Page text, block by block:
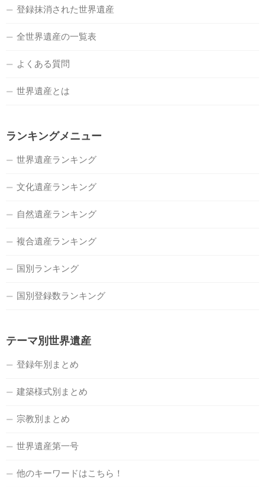
登録抹消された世界遺産
全世界遺産の一覧表
よくある質問
世界遺産とは
ランキングメニュー
世界遺産ランキング
文化遺産ランキング
自然遺産ランキング
複合遺産ランキング
国別ランキング
国別登録数ランキング
テーマ別世界遺産
登録年別まとめ
建築様式別まとめ
宗教別まとめ
世界遺産第一号
他のキーワードはこちら！